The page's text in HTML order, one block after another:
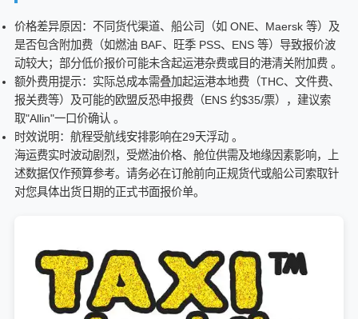
价格差异原因：不同货代渠道、船公司（如 ONE、Maersk 等）及
是否包含附加费（如燃油 BAF、旺季 PSS、ENS 等）导致报价波
动较大；部分低价报价可能未含起运港杂费或目的港清关附加费 。
额外费用提示：实际总成本需叠加起运港本地费（THC、文件费、
报关费等）及可能的欧盟反恐申报费（ENS 约$35/票），建议索
取"Allin"一口价确认 。
时效说明：航程受航线安排影响在29天浮动 。
海运费实时波动剧烈，受燃油价格、舱位供需及地缘因素影响，上
述数据仅作预算参考。请务必在订舱前向正规货代或船公司索取针
对您具体出货日期的正式书面报价单。